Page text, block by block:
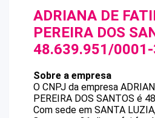
ADRIANA DE
PEREIRA DOS
48.639.951/0001-
Sobre a empresa
O CNPJ da empresa
PEREIRA DOS SANTOS é
Com sede em SANTA